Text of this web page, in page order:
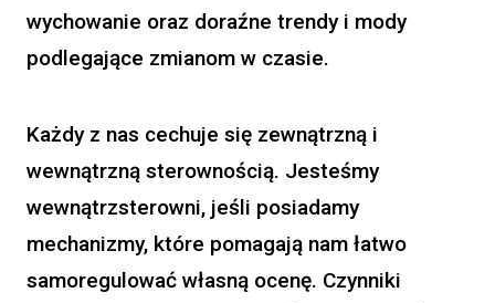
wychowanie oraz doraźne trendy i mody
podlegające zmianom w czasie.
Każdy z nas cechuje się zewnątrzną i
wewnątrzną sterownością. Jesteśmy
wewnątrzsterowni, jeśli posiadamy
mechanizmy, które pomagają nam łatwo
samoregulować własną ocenę. Czynniki